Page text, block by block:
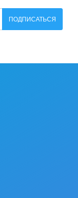
ПОДПИСАТЬСЯ